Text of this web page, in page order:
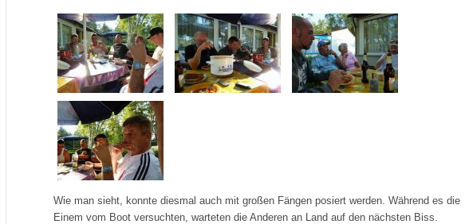
Wie man sieht, konnte diesmal auch mit großen Fängen posiert werden. Während es die
Einem vom Boot versuchten, warteten die Anderen an Land auf den nächsten Biss.